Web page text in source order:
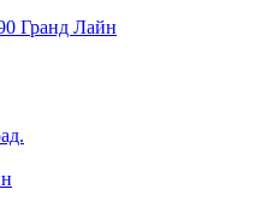
Гранд Лайн